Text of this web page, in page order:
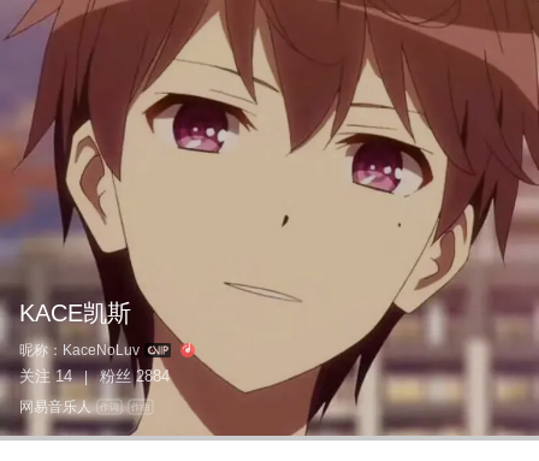
KACE凯斯
昵称： KaceNoLuv
关注 14 | 粉丝 2884
网易音乐人 作词 作曲